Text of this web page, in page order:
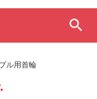
ル用首輪